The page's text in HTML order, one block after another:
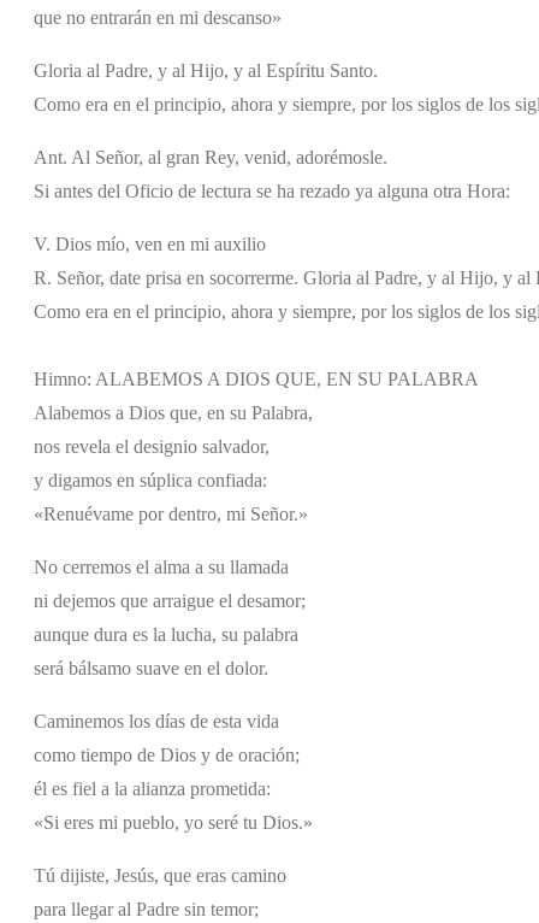
que no entrarán en mi descanso»
Gloria al Padre, y al Hijo, y al Espíritu Santo.
Como era en el principio, ahora y siempre, por los siglos de los
Ant. Al Señor, al gran Rey, venid, adorémosle.
Si antes del Oficio de lectura se ha rezado ya alguna otra Hora:
V. Dios mío, ven en mi auxilio
R. Señor, date prisa en socorrerme. Gloria al Padre, y al Hijo, y al
Como era en el principio, ahora y siempre, por los siglos de los
Himno: ALABEMOS A DIOS QUE, EN SU PALABRA
Alabemos a Dios que, en su Palabra,
nos revela el designio salvador,
y digamos en súplica confiada:
«Renuévame por dentro, mi Señor.»
No cerremos el alma a su llamada
ni dejemos que arraigue el desamor;
aunque dura es la lucha, su palabra
será bálsamo suave en el dolor.
Caminemos los días de esta vida
como tiempo de Dios y de oración;
él es fiel a la alianza prometida:
«Si eres mi pueblo, yo seré tu Dios.»
Tú dijiste, Jesús, que eras camino
para llegar al Padre sin temor;